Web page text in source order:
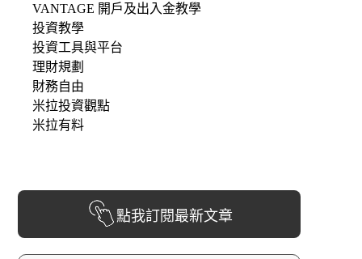
VANTAGE 開戶及出入金教學
投資教學
投資工具與平台
理財規劃
財務自由
米拉投資觀點
米拉有料
點我訂閱最新文章